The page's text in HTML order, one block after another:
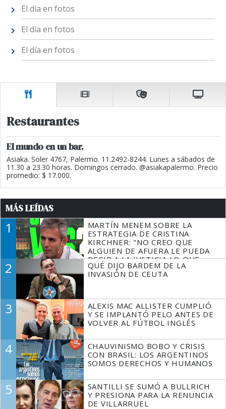
El día en fotos
El día en fotos
El día en fotos
Restaurantes
El mundo en un bar.
Asiaka. Soler 4767, Palermo. 11.2492-8244. Lunes a sábados de
11.30 a 23.30 horas. Domingos cerrado. @asiakapalermo. Precio
promedio: $ 17.000.
MÁS LEÍDAS
1
MARTÍN MENEM SOBRE LA
ESTRATEGIA DE CRISTINA
KIRCHNER: "NO CREO QUE
ALGUIEN DE AFUERA LE PUEDA
DECIR A LA JUSTICIA LO QUE
TIENE QUE HACER"
2
QUÉ DIJO BARDEM DE LA
INVASIÓN DE CEUTA
3
ALEXIS MAC ALLISTER CUMPLIÓ
Y SE IMPLANTÓ PELO ANTES DE
VOLVER AL FÚTBOL INGLÉS
4
CHAUVINISMO BOBO Y CRISIS
CON BRASIL: LOS ARGENTINOS
SOMOS DERECHOS Y HUMANOS
5
SANTILLI SE SUMÓ A BULLRICH
Y PRESIONA PARA LA RENUNCIA
DE VILLARRUEL